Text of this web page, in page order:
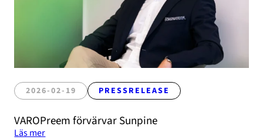
2026-02-19 PRESSRELEASE
VAROPreem förvärvar Sunpine
Läs mer